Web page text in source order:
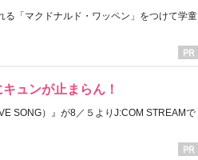
「マクドナルド・ワッペン」をつけて学童
ュンが止まらん！
SONG）』が8／５よりJ:COM STREAMで